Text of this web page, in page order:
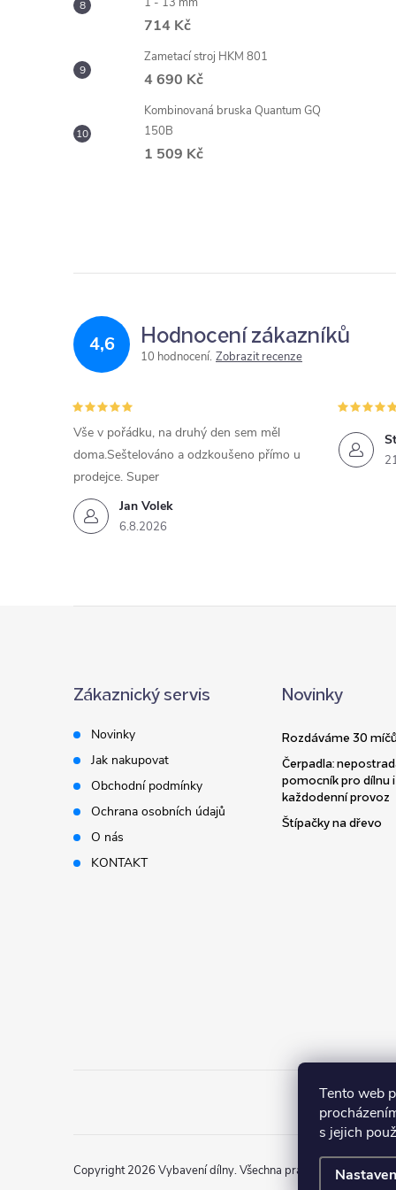
Tento web
s jejich
714 Kč
Zametací stroj HKM 801
4 690 Kč
Kombinovaná bruska Quantum GQ
150B
1 509 Kč
4,6 Hodnocení zákazníků
10 hodnocení Zobrazit recenze
Jan Volek
6.8.2026
Vše v pořádku, na druhý den sem měl
doma.Seštelováno a odzkoušeno přímo u
prodejce. Super
Zákaznický servis
Novinky
Jak nakupovat
Obchodní podmínky
Ochrana osobních údajů
O nás
KONTAKT
Novinky
Rozdáváme 30
Čerpadla:
pomocník pro dílnu i
každodenní provoz
Štípačky na dřevo
Copyright 2026 Vybavení dílny. Všechna práva vyhrazena.